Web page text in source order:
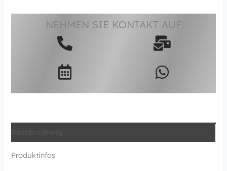
NEHMEN SIE KONTAKT AUF
Produktinfos